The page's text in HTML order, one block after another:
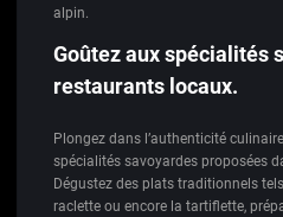
alpin.
Goûtez aux spécialités
restaurants locaux.
Plongez dans l’authenticité
spécialités savoyardes proposées
Dégustez des plats traditionnels
raclette ou encore la tartiflette,